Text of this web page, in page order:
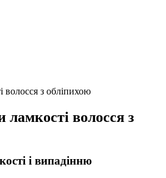
з обліпихою
волосся з
і випадінню